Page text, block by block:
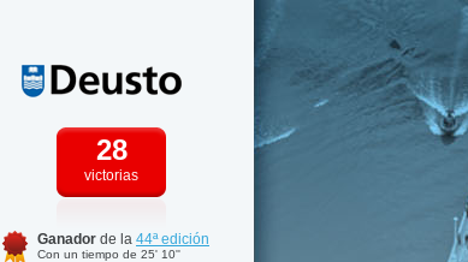
28
victorias
Ganador de la 44ª edición
Con un tiempo de 25' 10''